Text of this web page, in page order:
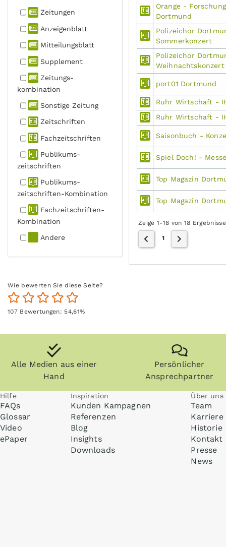
Zeitungen
Anzeigen­blatt
Mitteilungs­blatt
Supplement
Zeitungs­
kombination
Sonstige Zeitung
Zeitschriften
Fachzeit­schriften
Publikums­
zeitschriften
Publikums­
zeitschriften-Kombination
Fachzeit­schriften-
Kombination
Andere
Orange -
Dortmund
Polizeichor
Sommerkonzert
Polizeichor
Weihnachtskonzert
port01 Dortmund
Ruhr Wirtschaft -
Ruhr Wirtschaft -
Saisonbuch -
Spiel Doch! -
Top Magazin
Top Magazin
Zeige 1-18 von 18
1
Wie bewerten Sie diese Seite?
107Bewertungen: 54,61%
Alle Medien aus einer
Hand
Persönlicher
Ansprechpartner
Hilfe
FAQs
Glossar
Video
ePaper
Inspiration
Kunden Kampagnen
Referenzen
Blog
Insights
Downloads
Über uns
Team
Karriere
Historie
Kontakt
Presse
News